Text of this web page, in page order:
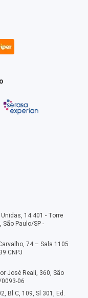
14.401 - Torre
São Paulo/SP -
74 – Sala 1105
CNPJ
José Reali, 360, São
0093-06
Bl C, 109, Sl 301, Ed.